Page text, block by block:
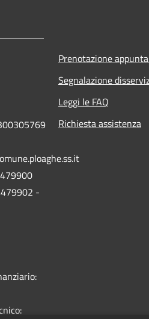
-
Prenotazione
Segnalazione
Leggi le FAQ
Richiesta assistenza